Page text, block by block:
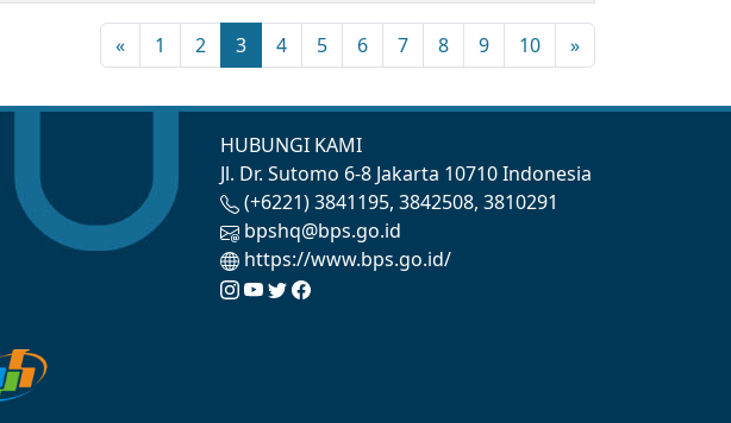
« 1 2 3 4 5 6 7 8 9 10 »
HUBUNGI KAMI
Jl. Dr. Sutomo 6-8 Jakarta 10710 Indonesia
(+6221) 3841195, 3842508, 3810291
bpshq@bps.go.id
https://www.bps.go.id/